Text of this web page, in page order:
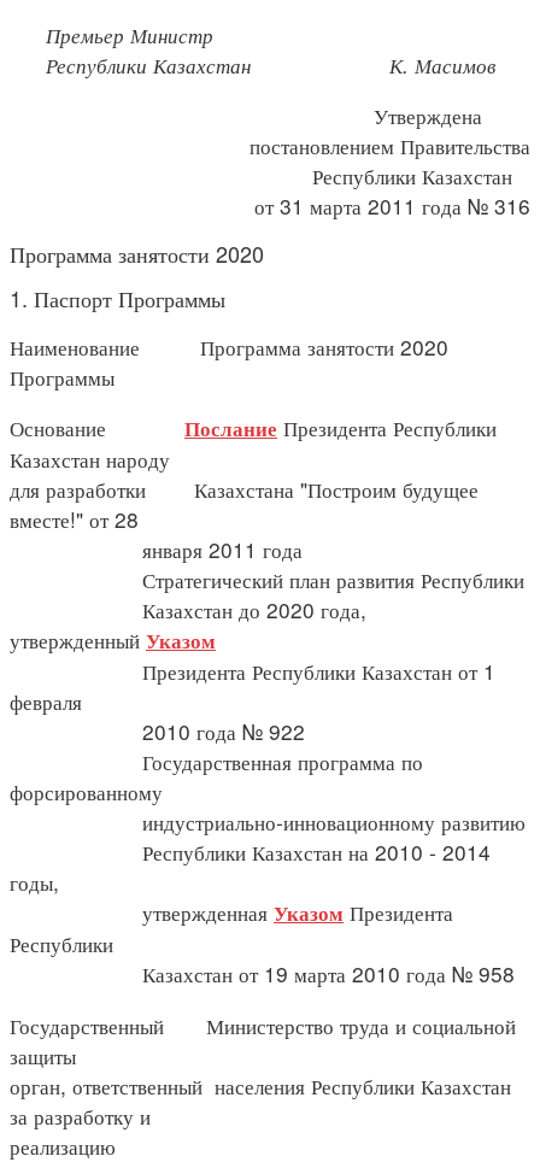
Премьер Министр
Республики Казахстан
К. Масимов
Утверждена
постановлением Правительства
Республики Казахстан
от 31 марта 2011 года № 316
Программа занятости 2020
1. Паспорт Программы
Наименование Программа занятости 2020
Программы
Основание Послание Президента Республики
Казахстан народу
для разработки Казахстана "Построим будущее
вместе!" от 28
января 2011 года
Стратегический план развития Республики
Казахстан до 2020 года,
утвержденный Указом
Президента Республики Казахстан от 1
февраля
2010 года № 922
Государственная программа по
форсированному
индустриально-инновационному развитию
Республики Казахстан на 2010 - 2014
годы,
утвержденная Указом Президента
Республики
Казахстан от 19 марта 2010 года № 958
Государственный Министерство труда и социальной
защиты
орган, ответственный населения Республики Казахстан
за разработку и
реализацию